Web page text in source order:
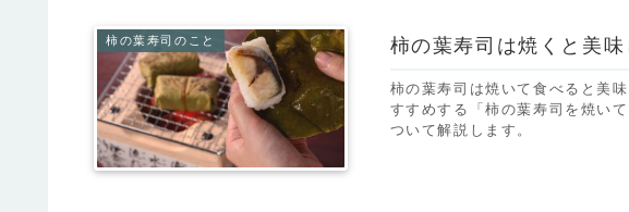
柿の葉寿司のこと 柿の葉寿司は焼くと美
柿の葉寿司は焼いて食べると美
すすめする「柿の葉寿司を焼い
ついて解説します。